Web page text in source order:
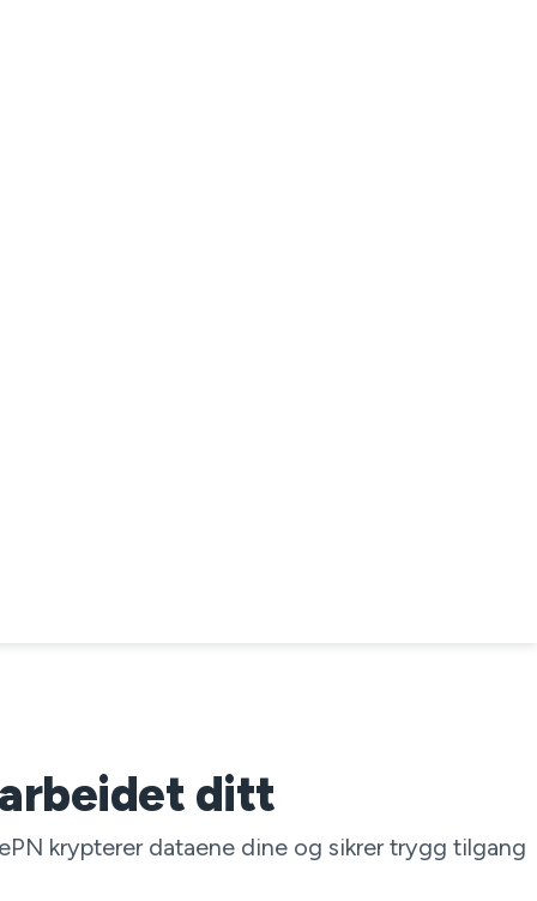
ditt
krypterer dataene dine og sikrer trygg tilgang